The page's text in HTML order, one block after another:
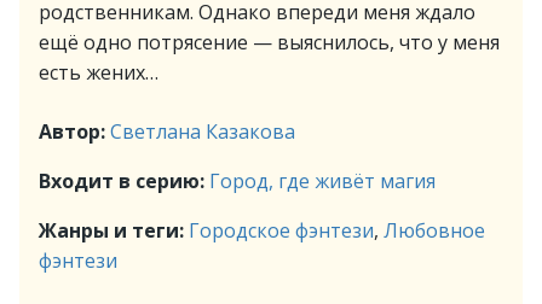
родственникам. Однако впереди меня ждало
ещё одно потрясение — выяснилось, что у меня
есть жених…
Автор:Светлана Казакова
Входит в серию: Город, где живёт магия
Жанры и теги: Городское фэнтези, Любовное
фэнтези